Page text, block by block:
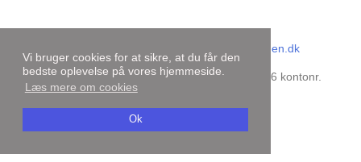
Vi bruger cookies for at sikre, at du får den
bedste oplevelse på vores hjemmeside.
Læs mere om cookies
Ok
sekretariat@kriminalistforeningen.dk
CVR-nummer:31727499
Bankoplysninger:Danske Bank reg.nr. 9206 kontonr.